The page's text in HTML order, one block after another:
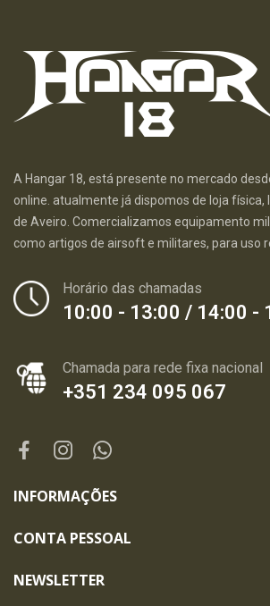
A Hangar 18, está presente no mercado
online. atualmente já dispomos de loja física,
de Aveiro. Comercializamos equipamento
como artigos de airsoft e militares, para uso
Horário das chamadas
10:00 - 13:00 / 14:00 -
Chamada para rede fixa nacional
+351 234 095 067
INFORMAÇÕES
CONTA PESSOAL
NEWSLETTER